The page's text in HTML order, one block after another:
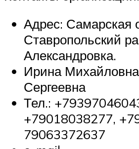
Адрес: Самарская
Ставропольский
Александровка.
Ирина
Сергеевна
Тел.:
+79018038277,
79063372637